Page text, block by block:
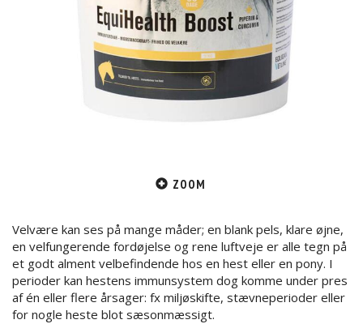
ZOOM
Velvære kan ses på mange måder; en blank pels, klare øjne,
en velfungerende fordøjelse og rene luftveje er alle tegn på
et godt alment velbefindende hos en hest eller en pony. I
perioder kan hestens immunsystem dog komme under pres
af én eller flere årsager: fx miljøskifte, stævneperioder eller
for nogle heste blot sæsonmæssigt.